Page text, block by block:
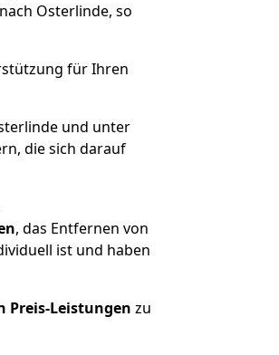
Osterlinde, so
für Ihren
und unter
die sich darauf
, das Entfernen von
ist und haben
Preis-Leistungen zu